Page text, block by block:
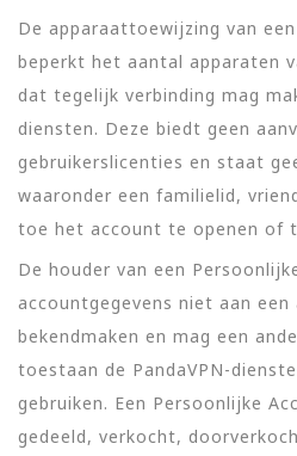
De apparaattoewijzing van
beperkt het aantal apparaten
dat tegelijk verbinding mag
diensten. Deze biedt geen
gebruikerslicenties en staat
waaronder een familielid,
toe het account te openen of
De houder van een
accountgegevens niet aan een
bekendmaken en mag een
toestaan de PandaVPN-
gebruiken. Een Persoonlijke
gedeeld, verkocht,